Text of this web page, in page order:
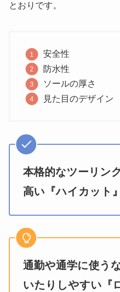
とおりです。
安全性
防水性
ソールの厚さ
見た目のデザイン
本格的なツーリン
高い『ハイカット
通勤や通学に使う
いたりしやすい『